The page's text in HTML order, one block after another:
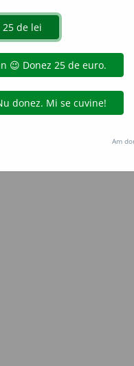
preface.2 A trage
fasoane.7
dexonline (https://
orice metode de extragere
de date oferite oficialAm